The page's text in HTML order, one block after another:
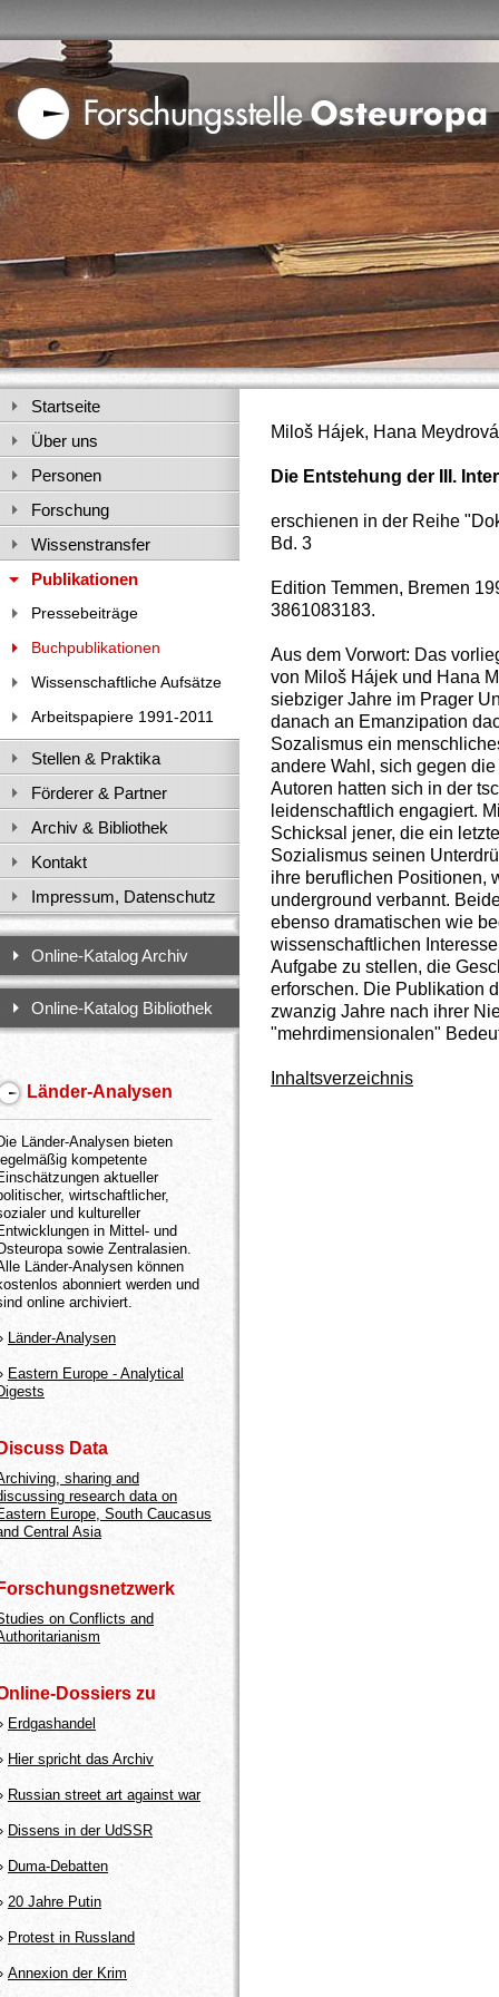
Miloš Hájek, Hana Meydrová
Die Entstehung der III.
erschienen in der Reihe
Bd. 3
Edition Temmen, Bremen
3861083183.
Aus dem Vorwort: Das
von Miloš Hájek und Hana
siebziger Jahre im Prager
danach an Emanzipation
Sozalismus ein
andere Wahl, sich gegen
Autoren hatten sich in der
leidenschaftlich engagiert.
Schicksal jener, die ein
Sozialismus seinen
ihre beruflichen Positionen,
underground verbannt.
ebenso dramatischen wie
wissenschaftlichen
Aufgabe zu stellen, die
erforschen. Die Publikation
zwanzig Jahre nach ihrer
"mehrdimensionalen"
Inhaltsverzeichnis
Startseite
Über uns
Personen
Forschung
Wissenstransfer
Publikationen
Pressebeiträge
Buchpublikationen
Wissenschaftliche Aufsätze
Arbeitspapiere 1991-2011
Stellen & Praktika
Förderer & Partner
Archiv & Bibliothek
Kontakt
Impressum, Datenschutz
Online-Katalog Archiv
Online-Katalog Bibliothek
Länder-Analysen
Länder-Analysen bieten
kompetente
aktueller
wirtschaftlicher,
und kultureller
in Mittel- und
sowie Zentralasien.
Länder-Analysen können
abonniert werden und
online archiviert.
Länder-Analysen
Eastern Europe - Analytical
Data
sharing and
research data on
Europe, South Caucasus
Central Asia
on Conflicts and
Dossiers zu
Erdgashandel
Hier spricht das Archiv
Russian street art against war
Dissens in der UdSSR
Duma-Debatten
20 Jahre Putin
Protest in Russland
Annexion der Krim